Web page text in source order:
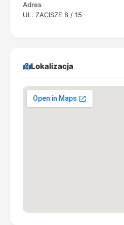
Adres
UL. ZACISZE 8 / 15
Lokalizacja